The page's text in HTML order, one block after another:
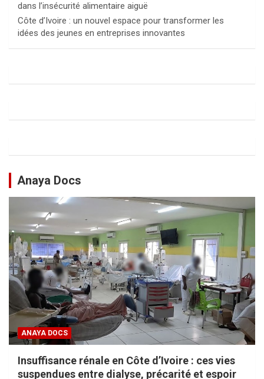
dans l’insécurité alimentaire aiguë
Côte d’Ivoire : un nouvel espace pour transformer les
idées des jeunes en entreprises innovantes
Anaya Docs
ANAYA DOCS
Insuffisance rénale en Côte d’Ivoire : ces vies
suspendues entre dialyse, précarité et espoir